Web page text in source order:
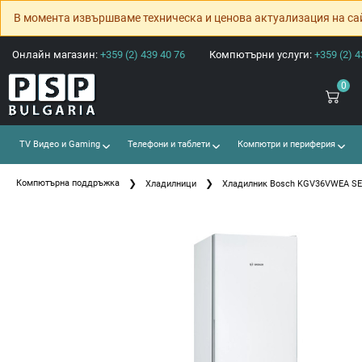
В момента извършваме техническа и ценова актуализация на
Онлайн магазин: +359 (2) 439 40 76 Компютърни услуги: +359 (2)
0
TV Видео и Gaming Телефони и таблети Компютри и периферия
Компютърна поддръжка Хладилници Хладилник Bosch KGV36VWEA